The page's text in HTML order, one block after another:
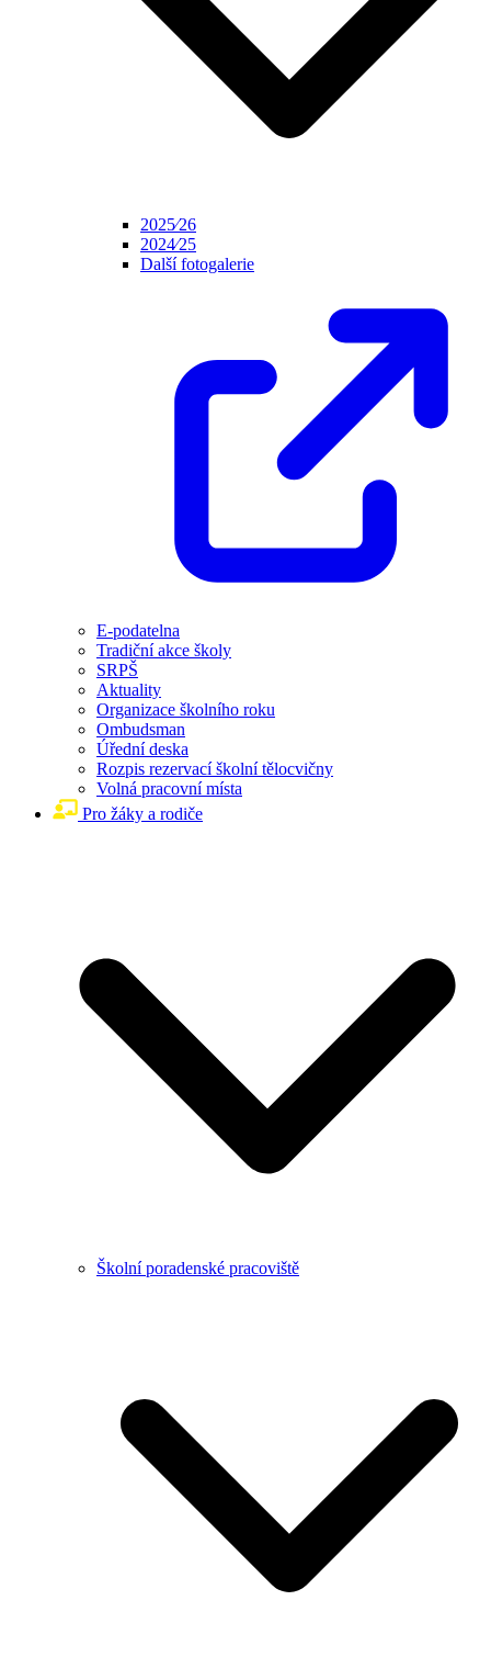
2025⁄26
2024⁄25
Další fotogalerie
E-podatelna
Tradiční akce školy
SRPŠ
Aktuality
Organizace školního roku
Ombudsman
Úřední deska
Rozpis rezervací školní tělocvičny
Volná pracovní místa
Pro žáky a rodiče
Školní poradenské pracoviště